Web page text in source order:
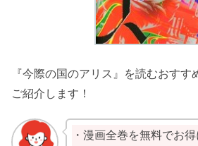
『今際の国のアリス』を読むおす
ご紹介します！
・漫画全巻を無料でお